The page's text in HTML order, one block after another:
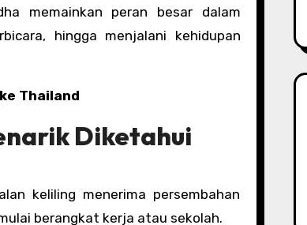
memainkan peran besar dalam
hingga menjalani kehidupan
Thailand
Diketahui
keliling menerima persembahan
berangkat kerja atau sekolah.